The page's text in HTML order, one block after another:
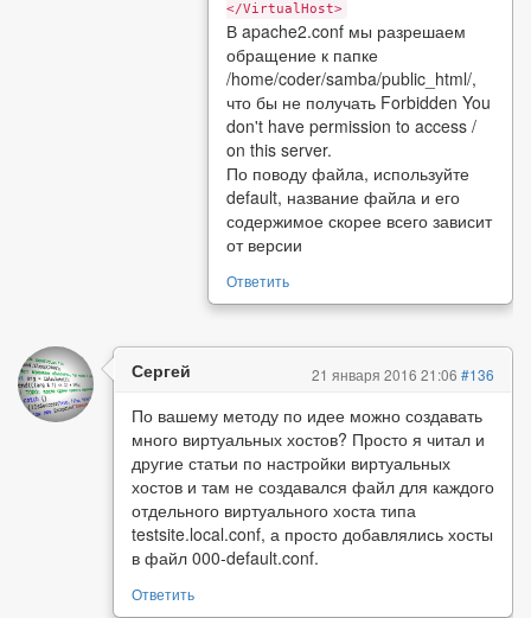
</VirtualHost>
В apache2.conf мы разрешаем
обращение к папке
/home/coder/samba/public_html/,
что бы не получать Forbidden You
don't have permission to access /
on this server.
По поводу файла, используйте
default, название файла и его
содержимое скорее всего зависит
от версии
Ответить
Сергей 21 января 2016 21:06 #136
По вашему методу по идее можно создавать
много виртуальных хостов? Просто я читал и
другие статьи по настройки виртуальных
хостов и там не создавался файл для каждого
отдельного виртуального хоста типа
testsite.local.conf, а просто добавлялись хосты
в файл 000-default.conf.
Ответить